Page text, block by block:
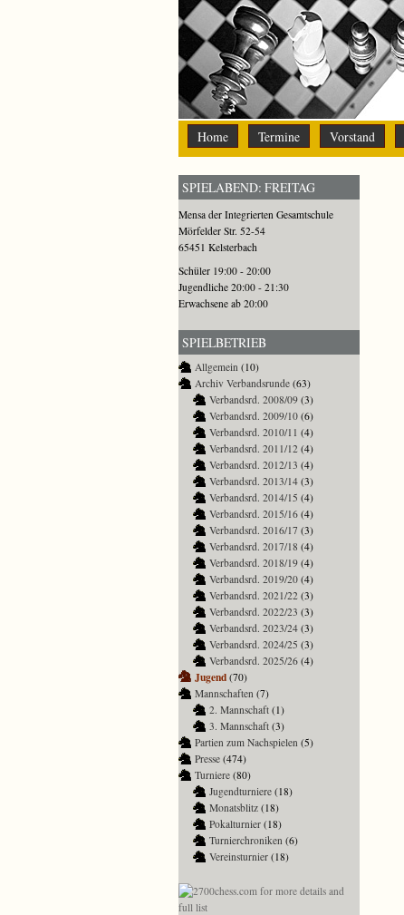
Home Termine Vorstand
SPIELABEND: FREITAG
Mensa der Integrierten Gesamtschule
Mörfelder Str. 52-54
65451 Kelsterbach
Schüler 19:00 - 20:00
Jugendliche 20:00 - 21:30
Erwachsene ab 20:00
SPIELBETRIEB
Allgemein (10)
Archiv Verbandsrunde (63)
Verbandsrd. 2008/09 (3)
Verbandsrd. 2009/10 (6)
Verbandsrd. 2010/11 (4)
Verbandsrd. 2011/12 (4)
Verbandsrd. 2012/13 (4)
Verbandsrd. 2013/14 (3)
Verbandsrd. 2014/15 (4)
Verbandsrd. 2015/16 (4)
Verbandsrd. 2016/17 (3)
Verbandsrd. 2017/18 (4)
Verbandsrd. 2018/19 (4)
Verbandsrd. 2019/20 (4)
Verbandsrd. 2021/22 (3)
Verbandsrd. 2022/23 (3)
Verbandsrd. 2023/24 (3)
Verbandsrd. 2024/25 (3)
Verbandsrd. 2025/26 (4)
Jugend (70)
Mannschaften (7)
2. Mannschaft (1)
3. Mannschaft (3)
Partien zum Nachspielen (5)
Presse (474)
Turniere (80)
Jugendturniere (18)
Monatsblitz (18)
Pokalturnier (18)
Turnierchroniken (6)
Vereinsturnier (18)